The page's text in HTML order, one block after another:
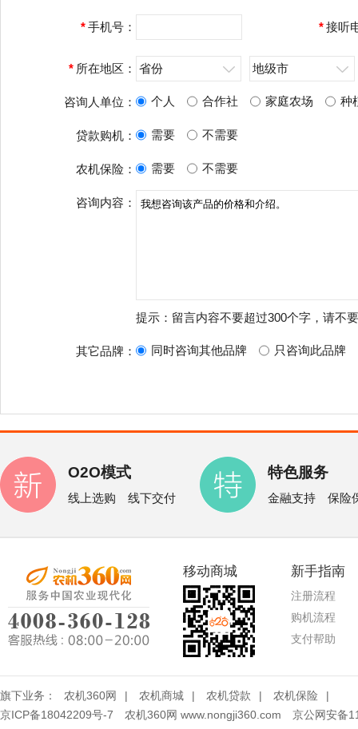
*手机号： *接听
* 所在地区： 省份 地级市
咨询人单位： 个人 合作社 家庭农场 种
贷款购机： 需要 不需要
农机保险： 需要 不需要
咨询内容：
提示：留言内容不要超过300个字，请不
其它品牌： 同时咨询其他品牌 只咨询此品牌
O2O模式
线上选购 线下交付
特色服务
金融支持 保险
移动商城 新手指南
注册流程
购机流程
支付帮助
旗下业务： 农机360网 | 农机商城 | 农机贷款 | 农机保险
|
京ICP备18042209号-7 农机360网 www.nongji360.com 京公网安备